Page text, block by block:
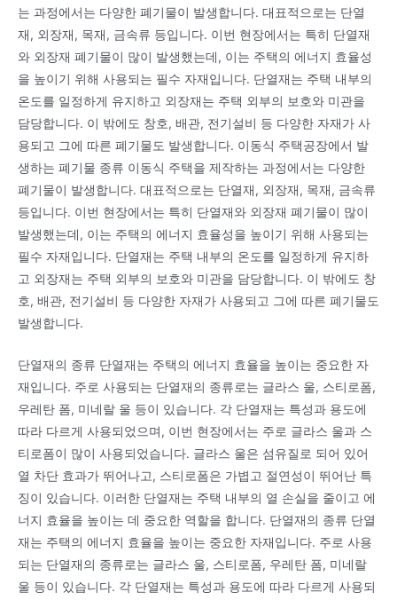
는 과정에서는 다양한 폐기물이 발생합니다. 대표적으로는 단열
재, 외장재, 목재, 금속류 등입니다. 이번 현장에서는 특히 단열재
와 외장재 폐기물이 많이 발생했는데, 이는 주택의 에너지 효율성
을 높이기 위해 사용되는 필수 자재입니다. 단열재는 주택 내부의
온도를 일정하게 유지하고 외장재는 주택 외부의 보호와 미관을
담당합니다. 이 밖에도 창호, 배관, 전기설비 등 다양한 자재가 사
용되고 그에 따른 폐기물도 발생합니다. 이동식 주택공장에서 발
생하는 폐기물 종류 이동식 주택을 제작하는 과정에서는 다양한
폐기물이 발생합니다. 대표적으로는 단열재, 외장재, 목재, 금속류
등입니다. 이번 현장에서는 특히 단열재와 외장재 폐기물이 많이
발생했는데, 이는 주택의 에너지 효율성을 높이기 위해 사용되는
필수 자재입니다. 단열재는 주택 내부의 온도를 일정하게 유지하
고 외장재는 주택 외부의 보호와 미관을 담당합니다. 이 밖에도 창
호, 배관, 전기설비 등 다양한 자재가 사용되고 그에 따른 폐기물도
발생합니다.
단열재의 종류 단열재는 주택의 에너지 효율을 높이는 중요한 자
재입니다. 주로 사용되는 단열재의 종류로는 글라스 울, 스티로폼,
우레탄 폼, 미네랄 울 등이 있습니다. 각 단열재는 특성과 용도에
따라 다르게 사용되었으며, 이번 현장에서는 주로 글라스 울과 스
티로폼이 많이 사용되었습니다. 글라스 울은 섬유질로 되어 있어
열 차단 효과가 뛰어나고, 스티로폼은 가볍고 절연성이 뛰어난 특
징이 있습니다. 이러한 단열재는 주택 내부의 열 손실을 줄이고 에
너지 효율을 높이는 데 중요한 역할을 합니다. 단열재의 종류 단열
재는 주택의 에너지 효율을 높이는 중요한 자재입니다. 주로 사용
되는 단열재의 종류로는 글라스 울, 스티로폼, 우레탄 폼, 미네랄
울 등이 있습니다. 각 단열재는 특성과 용도에 따라 다르게 사용되